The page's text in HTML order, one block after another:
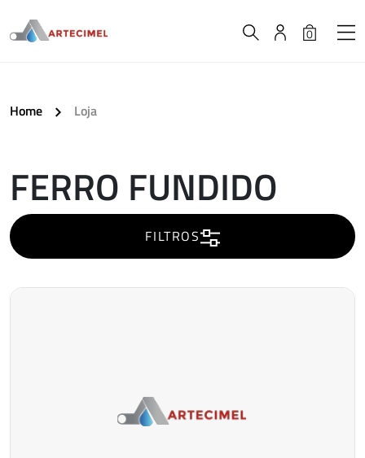
0
Home Loja
FERRO FUNDIDO
FILTROS